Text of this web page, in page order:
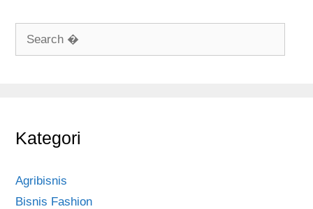
i
e
f
:
Kategori
Agribisnis
Bisnis Fashion